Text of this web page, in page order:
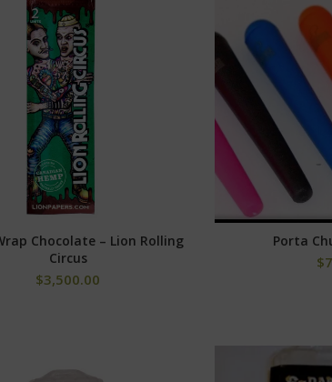
AÑADIR AL CARRITO
Chocolate – Lion Rolling
Circus
$3,500.00
Porta
$